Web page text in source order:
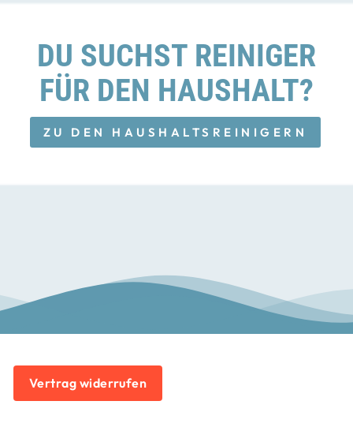
DU SUCHST REINIGER
FÜR DEN HAUSHALT?
ZU DEN HAUSHALTSREINIGERN
Vertrag widerrufen